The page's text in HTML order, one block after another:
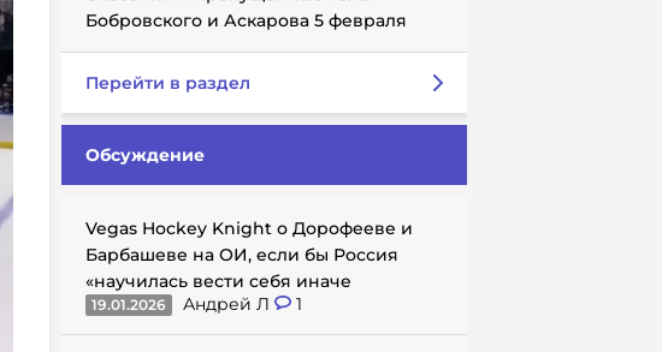
Бобровского и Аскарова 5 февраля
Перейти в раздел
Обсуждение
Vegas Hockey Knight о Дорофееве и
Барбашеве на ОИ, если бы Россия
«научилась вести себя иначе
19.01.2026 Андрей Л 1